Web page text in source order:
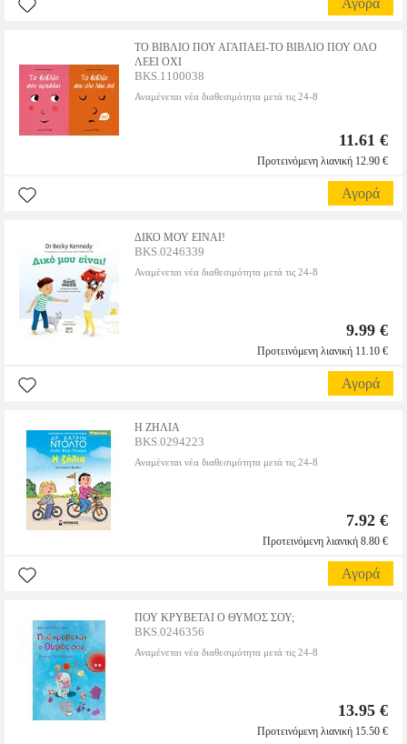
Αγορά
ΤΟ ΒΙΒΛΙΟ ΠΟΥ ΑΓΑΠΑΕΙ-ΤΟ ΒΙΒΛΙΟ ΠΟΥ ΟΛΟ
ΛΕΕΙ ΟΧΙ
BKS.1100038
Αναμένεται νέα διαθεσιμότητα μετά τις 24-8
11.61 €
Προτεινόμενη λιανική 12.90 €
Αγορά
ΔΙΚΟ ΜΟΥ ΕΙΝΑΙ!
BKS.0246339
Αναμένεται νέα διαθεσιμότητα μετά τις 24-8
9.99 €
Προτεινόμενη λιανική 11.10 €
Αγορά
Η ΖΗΛΙΑ
BKS.0294223
Αναμένεται νέα διαθεσιμότητα μετά τις 24-8
7.92 €
Προτεινόμενη λιανική 8.80 €
Αγορά
ΠΟΥ ΚΡΥΒΕΤΑΙ Ο ΘΥΜΟΣ ΣΟΥ;
BKS.0246356
Αναμένεται νέα διαθεσιμότητα μετά τις 24-8
13.95 €
Προτεινόμενη λιανική 15.50 €